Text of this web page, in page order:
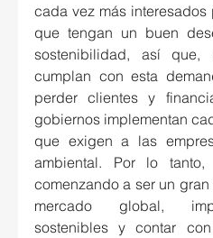
cada vez más
que tengan un buen
sostenibilidad, así
cumplan con esta
perder clientes y
gobiernos implementan
que exigen a las
ambiental. Por lo
comenzando a ser un
mercado global,
sostenibles y contar